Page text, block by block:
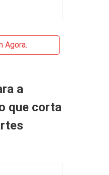
Agora.
a
que corta